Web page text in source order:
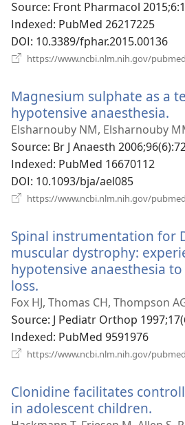
창
열
기)
Source‎: Front Pharmacol
Indexed‎: PubMed 26217225
DOI‎: 10.3389/fphar.2015.00136
https://www.ncbi.nlm.nih.gov/
Magnesium sulphate as a
hypotensive anaesthesia.
로
운
기)
Elsharnouby NM, Elsharnouby
Source‎: Br J Anaesth
Indexed‎: PubMed 16670112
DOI‎: 10.1093/bja/ael085
https://www.ncbi.nlm.nih.gov/
Spinal instrumentation for
muscular dystrophy:
hypotensive anaesthesia
loss.
로
운
창
열
Fox HJ, Thomas CH, Thompson
Source‎: J Pediatr Orthop
Indexed‎: PubMed 9591976
https://www.ncbi.nlm.nih.gov/
Clonidine facilitates
in adolescent children.